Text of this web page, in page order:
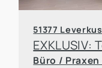
51377
Büro /